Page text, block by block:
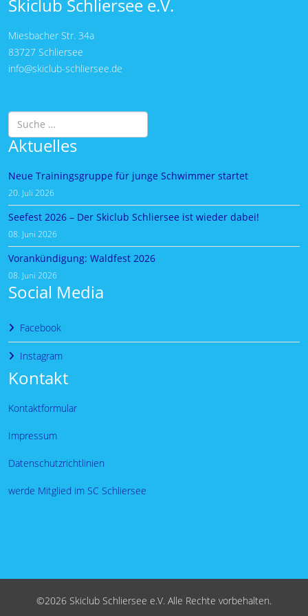
Skiclub Schliersee e.V.
Miesbacher Str. 34a
83727 Schliersee
info@skiclub-schliersee.de
Suchen
Aktuelles
Neue Trainingsgruppe für junge Schwimmer startet
20. Juli 2026
Seefest 2026 – Der Skiclub Schliersee ist wieder dabei!
08. Juni 2026
Vorankündigung: Waldfest 2026
08. Juni 2026
Social Media
Facebook
Instagram
Kontakt
Kontaktformular
Impressum
Datenschutzrichtlinien
werde Mitglied im SC Schliersee
©2026 Skiclub Schliersee e.V. Alle Rechte vorbehalten.